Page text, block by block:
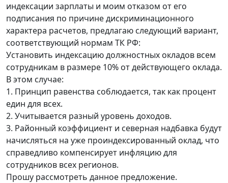
индексации зарплаты и моим отказом от его
подписания по причине дискриминационного
характера расчетов, предлагаю следующий вариант,
соответствующий нормам ТК РФ:
Установить индексацию должностных окладов всем
сотрудникам в размере 10% от действующего оклада.
В этом случае:
1. Принцип равенства соблюдается, так как процент
един для всех.
2. Учитывается разный уровень доходов.
3. Районный коэффициент и северная надбавка будут
начисляться на уже проиндексированный оклад, что
справедливо компенсирует инфляцию для
сотрудников всех регионов.
Прошу рассмотреть данное предложение.